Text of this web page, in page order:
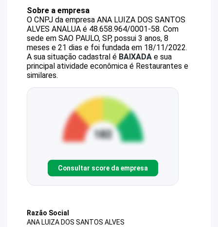
Sobre a empresa
O CNPJ da empresa ANA LUIZA DOS SANTOS
ALVES ANALUA é 48.658.964/0001-58. Com
sede em SAO PAULO, SP, possui 3 anos, 8
meses e 21 dias e foi fundada em 18/11/2022.
A sua situação cadastral é BAIXADA e sua
principal atividade econômica é Restaurantes e
similares.
Consultar score da empresa
Razão Social
ANA LUIZA DOS SANTOS ALVES